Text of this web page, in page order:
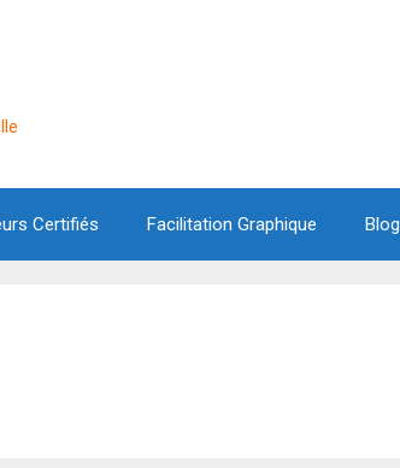
Certifiés Facilitation Graphique Blog